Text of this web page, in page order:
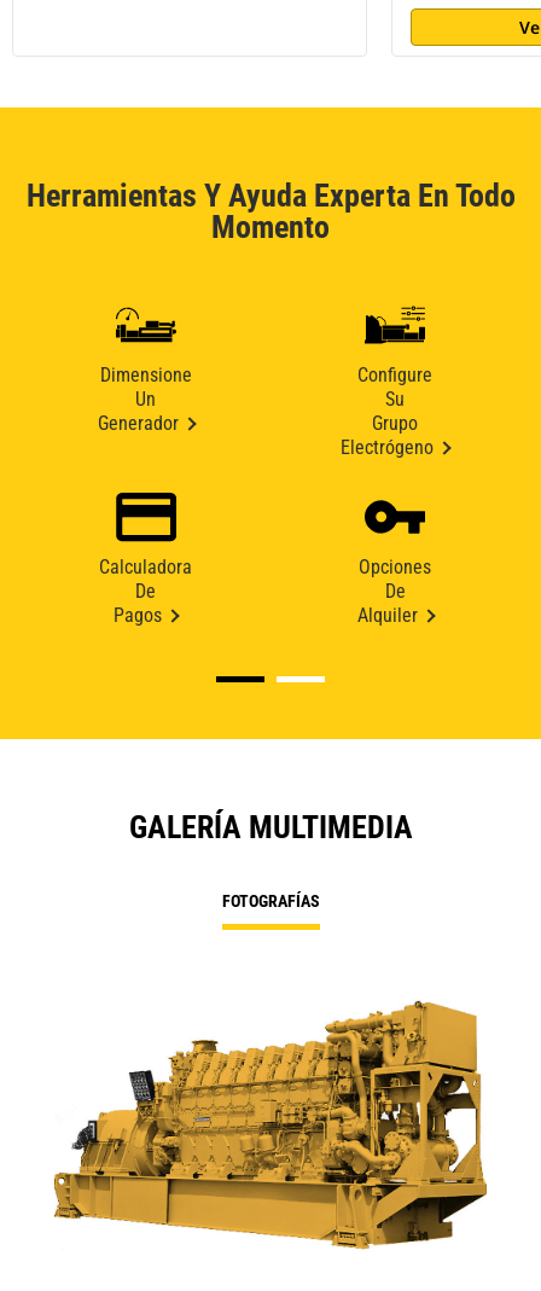
Herramientas Y Ayuda Experta En Todo
Momento
Dimensione
Un
Generador
Configure
Su
Grupo
Electrógeno
Calculadora
De
Pagos
Opciones
De
Alquiler
GALERÍA MULTIMEDIA
FOTOGRAFÍAS